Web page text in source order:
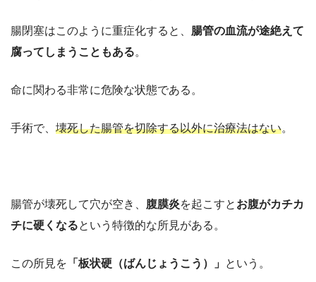
腸閉塞はこのように重症化すると、 腸管の血流が途絶えて
腐ってしまうこともある。
命に関わる非常に危険な状態である。
手術で、 壊死した腸管を切除する以外に治療法はない。
腸管が壊死して穴が空き、 腹膜炎を起こすと お腹がカチカ
チに硬くなるという特徴的な所見がある。
この所見を 「板状硬（ばんじょうこう）」 という。